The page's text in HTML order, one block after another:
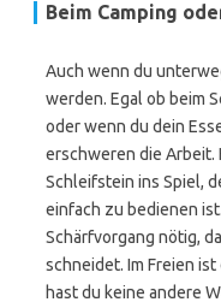
Beim Camping
Auch wenn du
werden. Egal ob beim
oder wenn du dein
erschweren die Arbeit.
Schleifstein ins Spiel,
einfach zu bedienen
Schärfvorgang nötig,
schneidet. Im Freien
hast du keine andere